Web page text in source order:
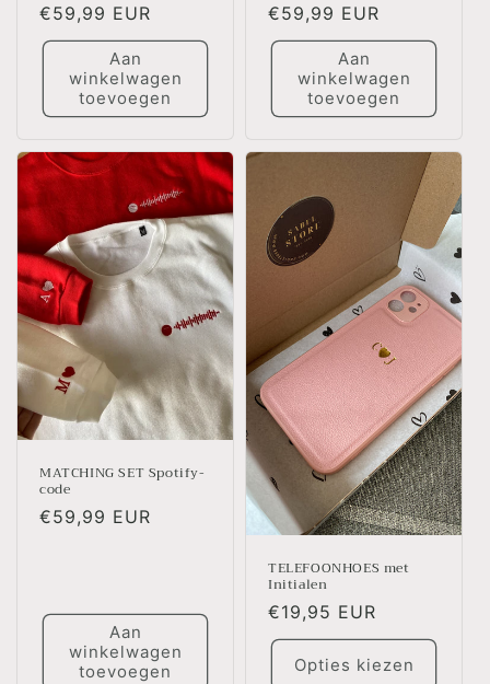
prijs
€59,99 EUR
Aan
winkelwagen
toevoegen
prijs
€59,99 EUR
Aan
winkelwagen
toevoegen
MATCHING SET Spotify-
code
Normale
€59,99 EUR
Aan
winkelwagen
toevoegen
TELEFOONHOES met
Initialen
Normale
prijs
€19,95 EUR
Opties kiezen